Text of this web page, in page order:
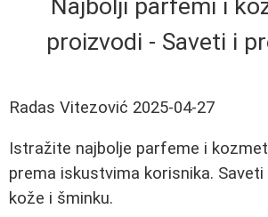
Najbolji parfemi i
proizvodi - Saveti i
Radas Vitezović 2025-04-27
Istražite najbolje parfeme i
prema iskustvima korisnika.
kože i šminku.